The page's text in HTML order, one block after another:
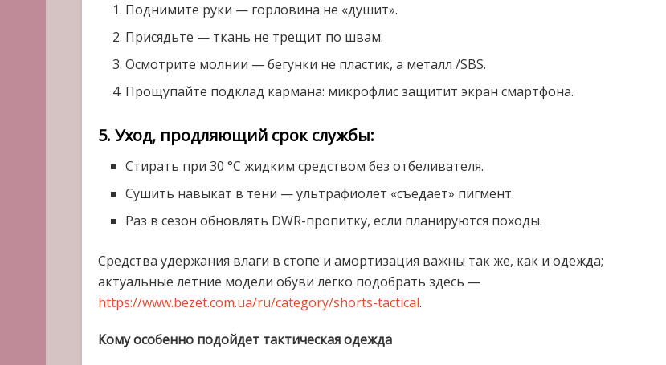
Поднимите руки — горловина не «душит».
Присядьте — ткань не трещит по швам.
Осмотрите молнии — бегунки не пластик, а металл /SBS.
Прощупайте подклад кармана: микрофлис защитит экран смартфона.
5. Уход, продляющий срок службы:
Стирать при 30 °C жидким средством без отбеливателя.
Сушить навыкат в тени — ультрафиолет «съедает» пигмент.
Раз в сезон обновлять DWR-пропитку, если планируются походы.
Средства удержания влаги в стопе и амортизация важны так же, как и одежда;
актуальные летние модели обуви легко подобрать здесь —
https://www.bezet.com.ua/ru/category/shorts-tactical.
Кому особенно подойдет тактическая одежда